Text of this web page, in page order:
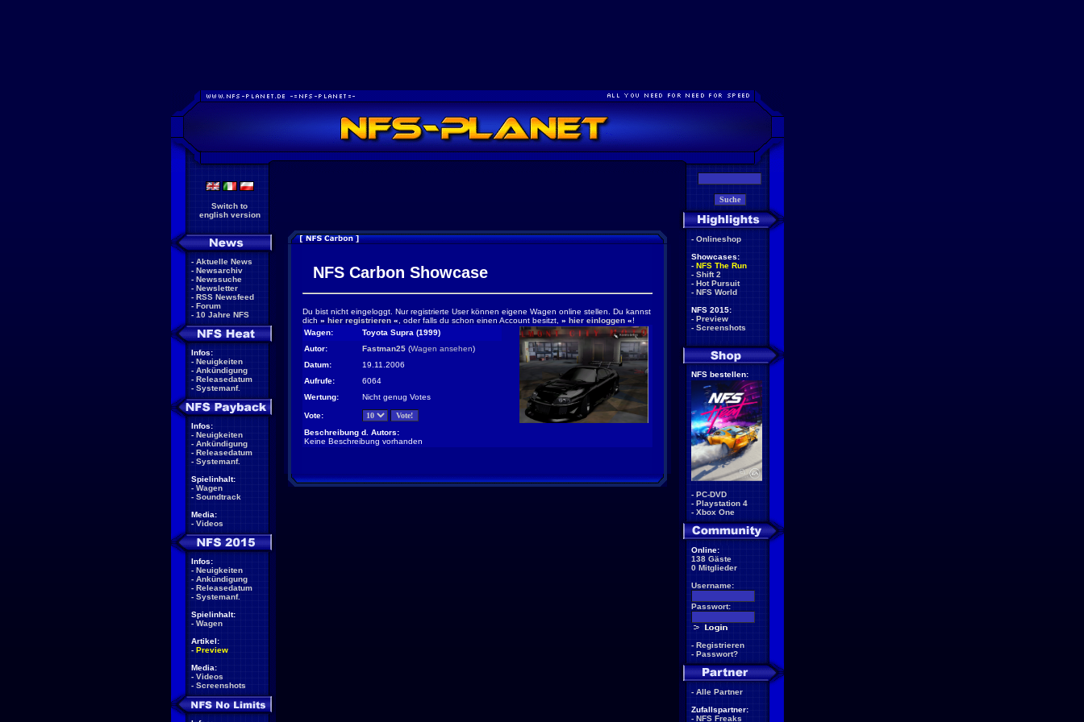
Switch to
english version
- Aktuelle News
- Newsarchiv
- Newssuche
- Newsletter
- RSS Newsfeed
- Forum
- 10 Jahre NFS
Infos:
- Neuigkeiten
- Ankündigung
- Releasedatum
- Systemanf.
Infos:
- Neuigkeiten
- Ankündigung
- Releasedatum
- Systemanf.
Spielinhalt:
- Wagen
- Soundtrack
Media:
- Videos
Infos:
- Neuigkeiten
- Ankündigung
- Releasedatum
- Systemanf.
Spielinhalt:
- Wagen
Artikel:
- Preview
Media:
- Videos
- Screenshots
NFS Carbon Showcase
Du bist nicht eingeloggt. Nur registrierte User können eigene Wagen online stellen. Du kannst
dich » hier registrieren « , oder falls du schon einen Account besitzt, » hier einloggen «!
Wagen:
Toyota Supra (1999)
Autor:
Fastman25 (Wagen ansehen)
Datum:
19.11.2006
Aufrufe:
6064
Wertung:
Nicht genug Votes
Vote:
Beschreibung d. Autors:
Keine Beschreibung vorhanden
- Onlineshop
Showcases:
- NFS The Run
- Shift 2
- Hot Pursuit
- NFS World
NFS 2015:
- Preview
- Screenshots
NFS bestellen:
- PC-DVD
- Playstation 4
- Xbox One
Online:
138 Gäste
0 Mitglieder
Username:
Passwort:
- Registrieren
- Passwort?
- Alle Partner
Zufallspartner:
- NFS Freaks